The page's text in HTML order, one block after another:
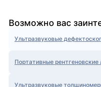
Возможно вас
Ультразвуковые
Портативные рентгеновские
Ультразвуковые